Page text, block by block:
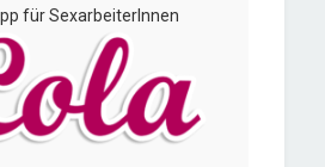
für SexarbeiterInnen